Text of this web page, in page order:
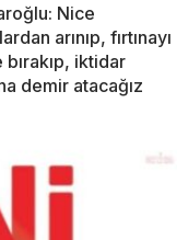
Nice
arınıp, fırtınayı
iktidar
demir atacağız